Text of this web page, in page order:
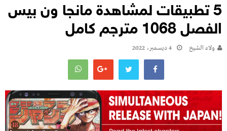
5 تطبيقات لمشاهدة مانجا ون بيس
الفصل 1068 مترجم كامل
ولاء الشيخ 4 ديسمبر، 2022